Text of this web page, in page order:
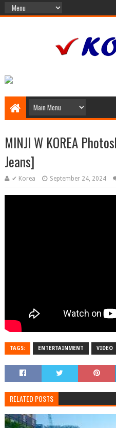
MINJI W KOREA
Jeans]
✔ Korea September 24, 2024
TAGS: ENTERTAINMENT VIDEO
RELATED POSTS